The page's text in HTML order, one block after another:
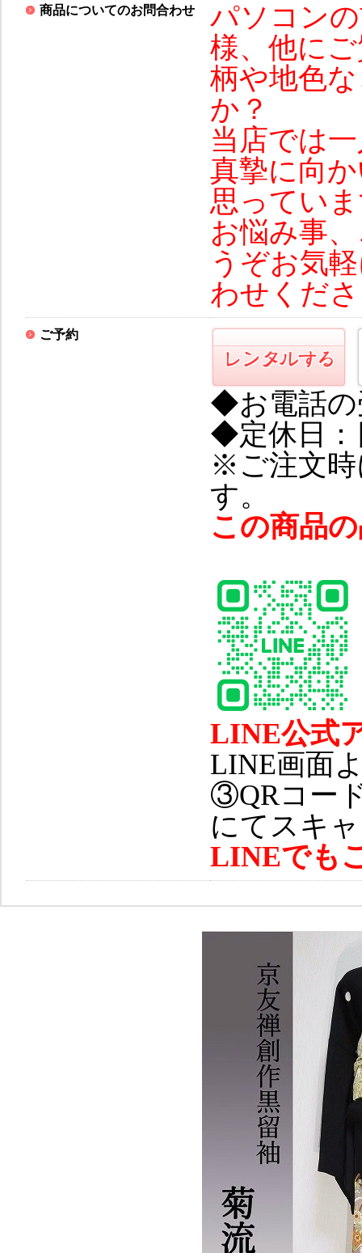
商品についてのお問合わせ
パソコン
様、他に
柄や地色
か？
当店では
真摯に向
思ってい
お悩み事
うぞお気
わせくだ
ご予約
◆お電話の
◆定休日：
※ご注文時
す。
この商品
LINE公式
LINE画面
③QRコー
にてスキ
LINEでも